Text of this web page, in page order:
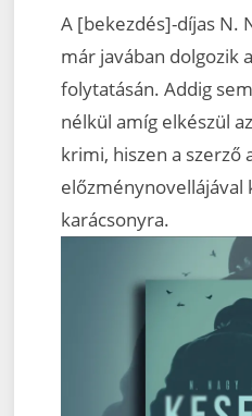
A [bekezdés]-díjas N.
már javában dolgozik
folytatásán. Addig
nélkül amíg elkészül
krimi, hiszen a szerző
karácsonyra.